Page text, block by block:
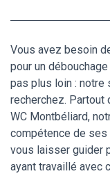
Vous avez besoin
pour un
pas plus loin : notre
recherchez. Partout
WC Montbéliard,
compétence de
vous laisser guider
ayant travaillé avec